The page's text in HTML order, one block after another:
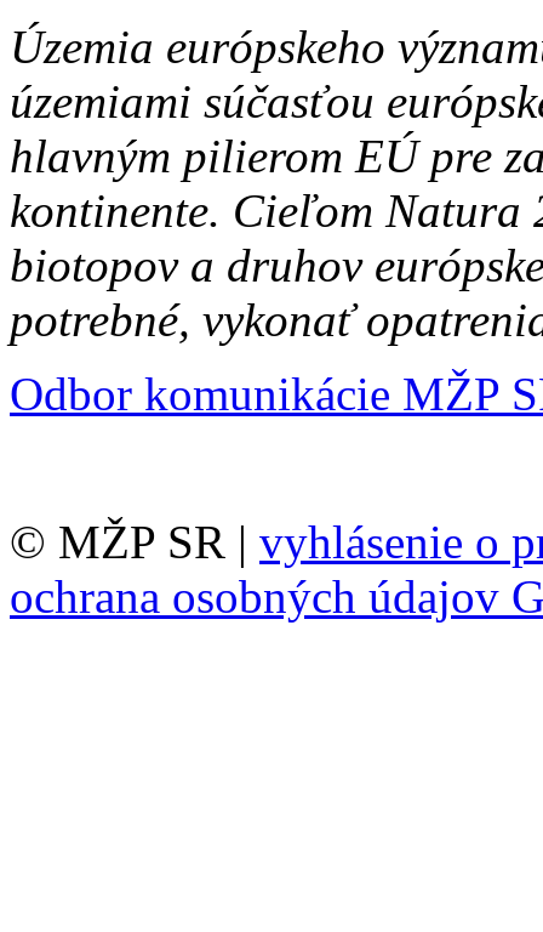
Územia európskeho
územiami súčasťou
hlavným pilierom EÚ pre
kontinente. Cieľom Natura
biotopov a druhov
potrebné, vykonať
Odbor komunikácie MŽP
© MŽP SR | vyhlásenie o
ochrana osobných údajov